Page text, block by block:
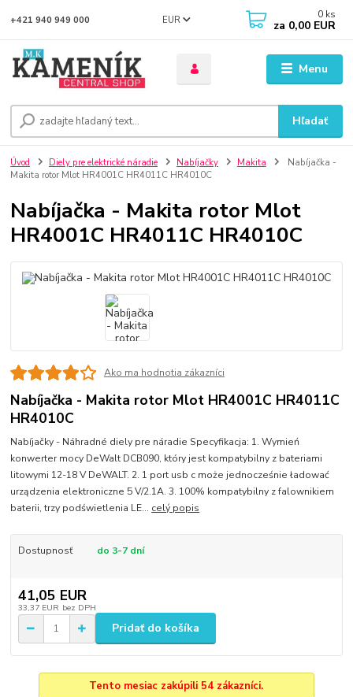
Menu
EUR
Hľadať
+421 940 949 000 0 ks
za 0,00 EUR
Úvod Diely pre elektrické náradie Nabíjačky Makita
Nabíjačka -
Makita rotor Mlot HR4001C HR4011C HR4010C
Nabíjačka - Makita rotor Mlot
HR4001C HR4011C HR4010C
Ako ma hodnotia zákazníci
Nabíjačka - Makita rotor Mlot HR4001C HR4011C
HR4010C
Nabíjačky - Náhradné diely pre náradie Specyfikacja: 1. Wymień
konwerter mocy DeWalt DCB090, który jest kompatybilny z bateriami
litowymi 12-18 V DeWALT. 2. 1 port usb c może jednocześnie ładować
urządzenia elektroniczne 5 V/2.1A. 3. 100% kompatybilny z falownikiem
baterii, trzy podświetlenia LE... celý popis
Dostupnosť do 3-7 dní
41,05 EUR
33,37 EUR bez DPH
Pridať do košíka
Tento mesiac zakúpili 54 zákazníci.